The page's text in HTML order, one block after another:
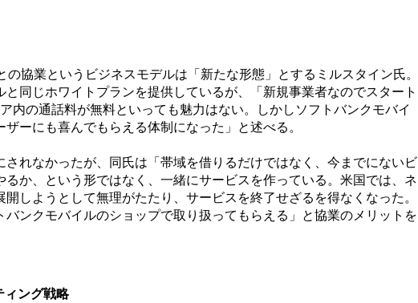
協業というビジネスモデルは「新たな形態」とするミルスタイン氏。
同じホワイトプランを提供しているが、「新規事業者なのでスタート
内の通話料が無料といっても魅力はない。しかしソフトバンクモバイ
ーにも喜んでもらえる体制になった」と述べる。
れなかったが、同氏は「帯域を借りるだけではなく、今までにないビ
か、という形ではなく、一緒にサービスを作っている。米国では、ネ
しようとして無理がたたり、サービスを終了せざるを得なくなった。
ンクモバイルのショップで取り扱ってもらえる」と協業のメリットを
ィング戦略